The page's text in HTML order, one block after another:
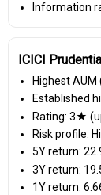
Information
ICICI
Highest AUM
Established
Rating: 3★
Risk profile:
5Y return:
3Y return:
1Y return: